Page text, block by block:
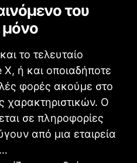
του
μόνο
το τελευταίο
ή και οποιαδήποτε
φορές ακούμε στο
χαρακτηριστικών. Ο
σε πληροφορίες
από μια εταιρεία